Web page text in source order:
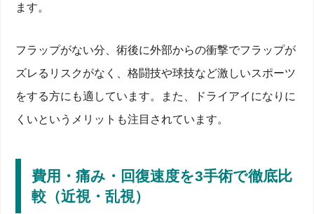
ます。
フラップがない分、術後に外部からの衝撃でフラップが
ズレるリスクがなく、格闘技や球技など激しいスポーツ
をする方にも適しています。また、ドライアイになりに
くいというメリットも注目されています。
費用・痛み・回復速度を3手術で徹底比
較（近視・乱視）